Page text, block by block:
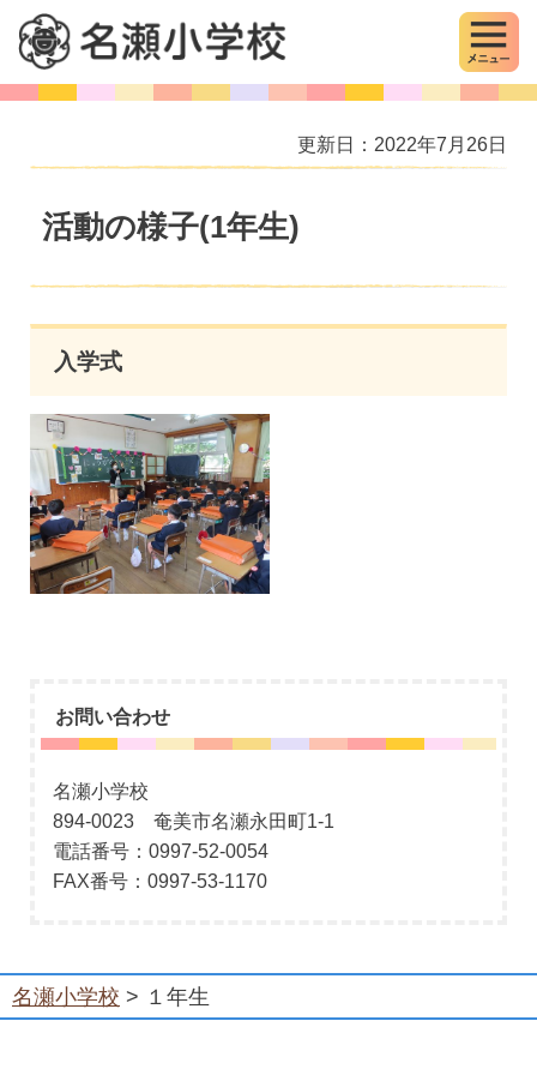
名瀬小学校 MENU
更新日：2022年7月26日
活動の様子(1年生)
入学式
お問い合わせ
名瀬小学校
894-0023 奄美市名瀬永田町1-1
電話番号：0997-52-0054
FAX番号：0997-53-1170
名瀬小学校 > １年生